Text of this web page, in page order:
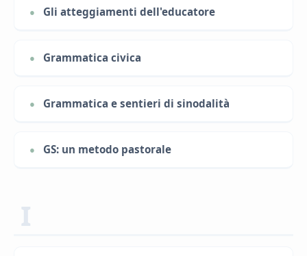
Gli atteggiamenti dell'educatore
Grammatica civica
Grammatica e sentieri di sinodalità
GS: un metodo pastorale
I